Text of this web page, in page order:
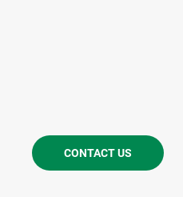
CONTACT US